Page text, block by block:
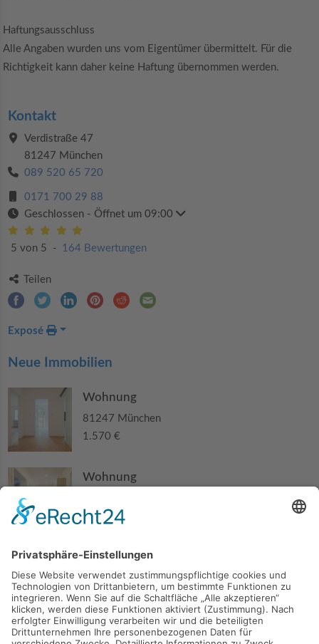
Haftungsausschluss
Alle Angaben wurden uns vom Eigentümer übermittelt. Für die
Richtigkeit kann daher keine Haftung übernommen werden.
Kontakt
Verdistraße 47
81247 München
089 520 65 720
0171 700 29 88
Geschlossen- Öffnet um 09:00
5 von 5 - 164 Bewertungen
Teilen
Exposé
Neue Immobilien
Wohnung
81247 München
1.570 €
Wohnung
210.000 €
Haus
94405 Landau an der Isar
285.000 €